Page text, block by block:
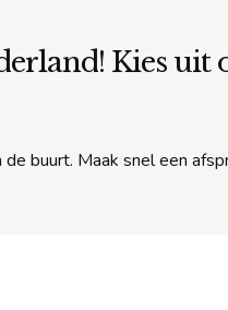
Kies uit
buurt. Maak snel een